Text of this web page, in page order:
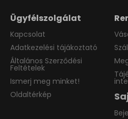
Ügyfélszolgálat
Kapcsolat
Adatkezelési tájákoztató
Általános Szerződési
Feltételek
Ismerj meg minket!
Oldaltérkép